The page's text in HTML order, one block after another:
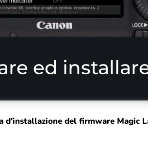
ed
d'installazione del firmware Magic